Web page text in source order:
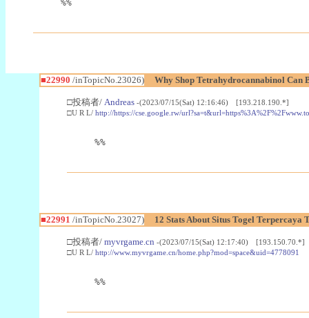
%%
■22990 /inTopicNo.23026) Why Shop Tetrahydrocannabinol Can
□投稿者/ Andreas -(2023/07/15(Sat) 12:16:46) [193.218.190.*]
□U R L/ http://https://cse.google.rw/
%%
■22991 /inTopicNo.23027) 12 Stats About Situs Togel Terpercaya
□投稿者/ myvrgame.cn -(2023/07/15(Sat) 12:17:40) [193.150.70.*]
□U R L/ http://www.myvrgame.cn/home.php?mod=space&uid=4778091
%%